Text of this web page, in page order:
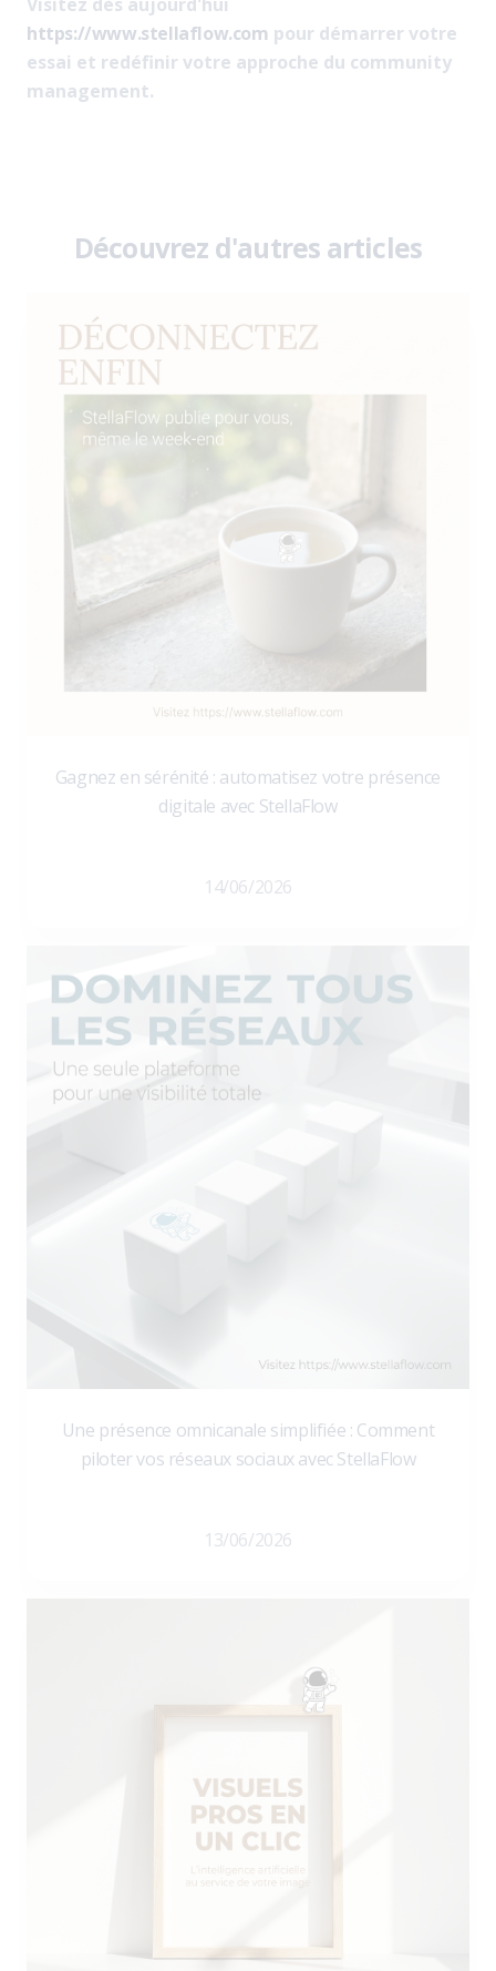
https://www.stellaflow.com pour démarrer votre
essai et redéfinir votre approche du community
management.
Découvrez d'autres articles
Gagnez en sérénité : automatisez votre présence
digitale avec StellaFlow
14/06/2026
Une présence omnicanale simplifiée : Comment
piloter vos réseaux sociaux avec StellaFlow
13/06/2026